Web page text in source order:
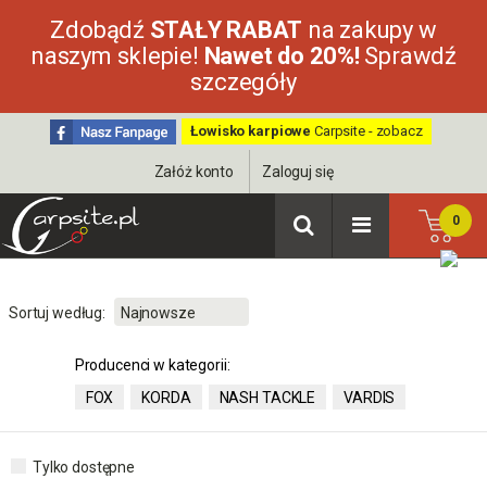
Zdobądź STAŁY RABAT na zakupy w
naszym sklepie! Nawet do 20%! Sprawdź
szczegóły
Łowisko karpiowe Carpsite - zobacz
Załóż konto Zaloguj się
0
Tylko dostępne
Sortuj według:
Producenci w kategorii:
FOX
KORDA NASH TACKLE VARDIS